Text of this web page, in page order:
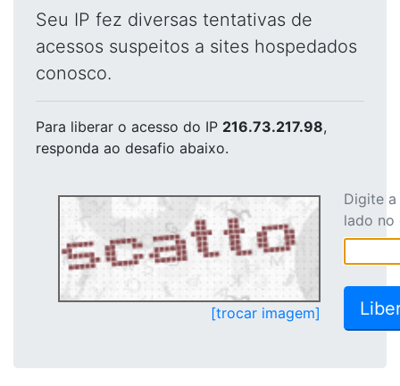
Seu IP fez diversas tentativas de
acessos suspeitos a sites hospedados
conosco.
Para liberar o acesso do IP 216.73.217.98,
responda ao desafio abaixo.
[trocar imagem]
Digite
lado no